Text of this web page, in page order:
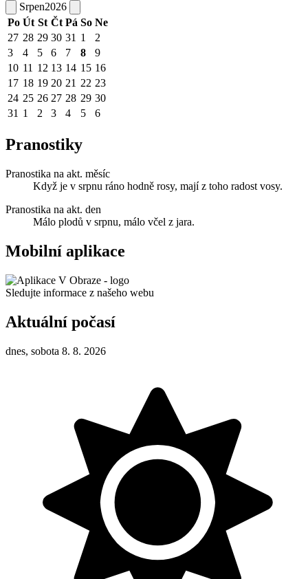
Srpen2026
Po Út St Čt Pá So Ne
27 28 29 30 31 1
2
3
4 5 6 7 8
9
10 11 12 13 14 15 16
17 18 19 20 21 22 23
24 25 26 27 28 29 30
31 1 2 3 4 5 6
Pranostiky
Pranostika na akt. měsíc
Když je v srpnu ráno hodně rosy, mají z toho radost vosy.
Pranostika na akt. den
Málo plodů v srpnu, málo včel z jara.
Mobilní aplikace
Sledujte informace z našeho webu
Aktuální počasí
dnes, sobota 8. 8. 2026